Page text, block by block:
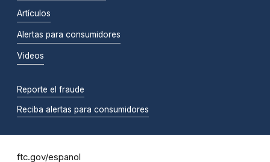
Artículos
Alertas para consumidores
Videos
Reporte el fraude
Reciba alertas para consumidores
ftc.gov/espanol